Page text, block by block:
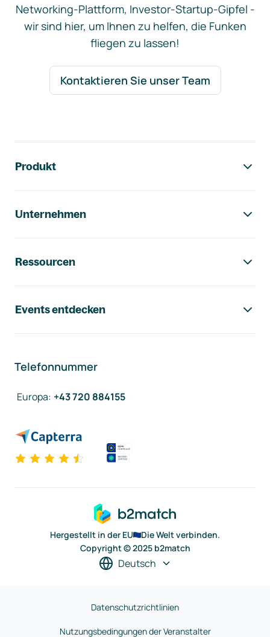
Networking-Plattform, Investor-Startup-Gipfel -
wir sind hier, um Ihnen zu helfen, die Funken
fliegen zu lassen!
Kontaktieren Sie unser Team
Produkt
Unternehmen
Ressourcen
Events entdecken
Telefonnummer
Europa: +43 720 884155
Hergestellt in der EU
Die Welt verbinden.
Copyright © 2025 b2match
Deutsch
Datenschutzrichtlinien
Nutzungsbedingungen der Veranstalter